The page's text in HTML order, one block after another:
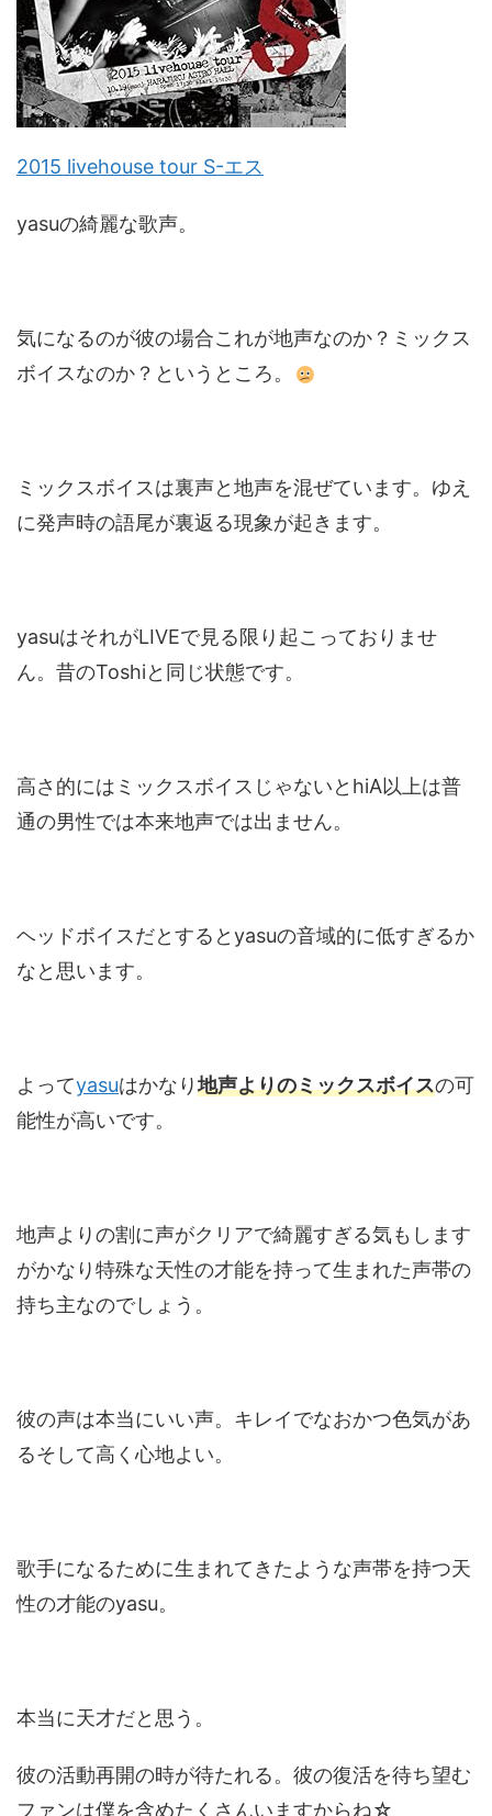
2015 livehouse tour S-エス
yasuの綺麗な歌声。
気になるのが彼の場合これが地声なのか？ミックス
ボイスなのか？というところ。
ミックスボイスは裏声と地声を混ぜています。ゆえ
に発声時の語尾が裏返る現象が起きます。
yasuはそれがLIVEで見る限り起こっておりませ
ん。昔のToshiと同じ状態です。
高さ的にはミックスボイスじゃないとhiA以上は普
通の男性では本来地声では出ません。
ヘッドボイスだとするとyasuの音域的に低すぎるか
なと思います。
よってyasuはかなり地声よりのミックスボイスの可
能性が高いです。
地声よりの割に声がクリアで綺麗すぎる気もします
がかなり特殊な天性の才能を持って生まれた声帯の
持ち主なのでしょう。
彼の声は本当にいい声。キレイでなおかつ色気があ
るそして高く心地よい。
歌手になるために生まれてきたような声帯を持つ天
性の才能のyasu。
本当に天才だと思う。
彼の活動再開の時が待たれる。彼の復活を待ち望む
ファンは僕を含めたくさんいますからね☆